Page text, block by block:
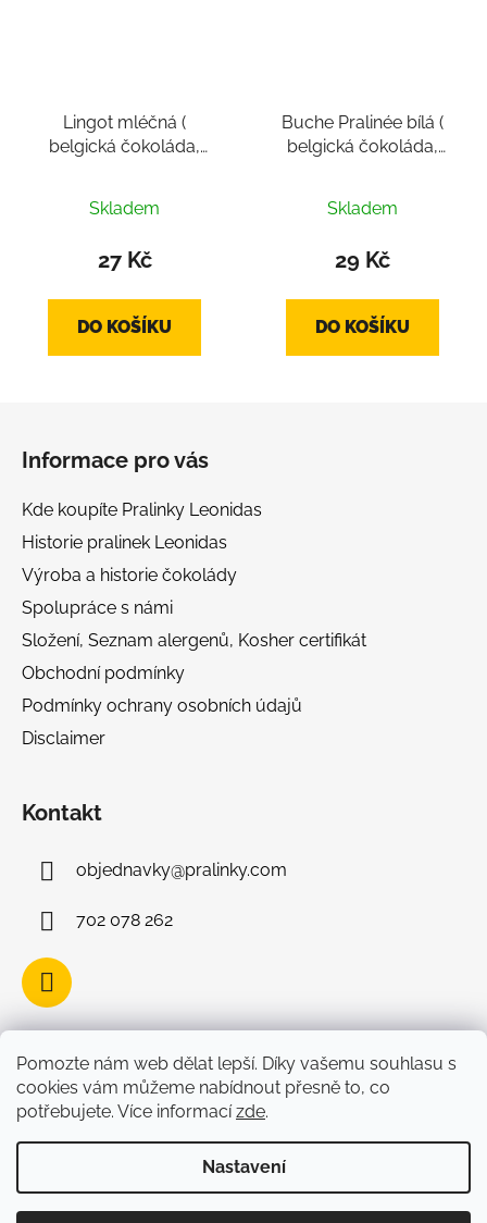
Pomozte nám web dělat lepší. Díky vašemu souhlasu s
cookies vám můžeme nabídnout přesně to, co
potřebujete. Více informacízde.
Nastavení
Lingot mléčná (
belgická čokoláda,
hodnocení
produktu
z
Skladem
27 Kč
DO KOŠÍKU
Buche Pralinée bílá (
belgická čokoláda,
Skladem
29 Kč
DO KOŠÍKU
Informace pro vás
Kde koupíte Pralinky Leonidas
Historie pralinek Leonidas
Výroba a historie čokolády
Spolupráce s námi
Složení, Seznam alergenů, Kosher certifikát
Obchodní podmínky
Podmínky ochrany osobních údajů
Disclaimer
Kontakt
objednavky@pralinky.com
702 078 262
Facebook
Vytvořil Shoptet
Copyright 2026Belgické čokoládové pralinky